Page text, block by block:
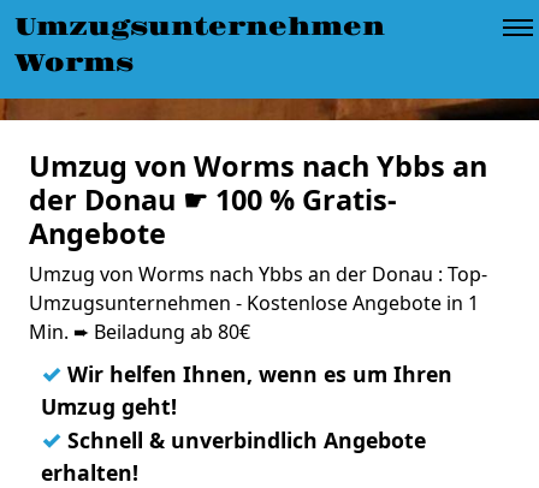
Umzugsunternehmen
Worms
Umzug von Worms nach Ybbs an
der Donau ☛ 100 % Gratis-
Angebote
Umzug von Worms nach Ybbs an der Donau : Top-
Umzugsunternehmen - Kostenlose Angebote in 1
Min. ➨ Beiladung ab 80€
✓ Wir helfen Ihnen, wenn es um Ihren
Umzug geht!
✓ Schnell & unverbindlich Angebote
erhalten!